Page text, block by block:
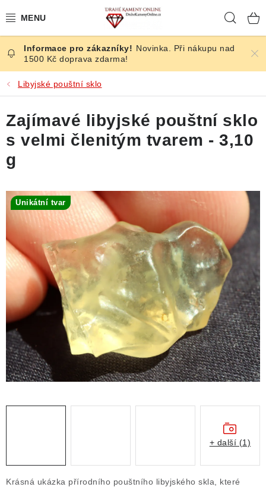
na
ČESKÉ KAMENY
ŠPERKY
KAMENY ZE SVĚTA
BROUŠENÉ
ÚČINKY
KRYSTALY
ČLÁNKY
NALEZIŠTĚ
NÁŠ PŘÍBĚH
VIDEOGALERIE
Novinka. Při nákupu nad
1500 Kč doprava zdarma!
Libyjské pouštní sklo
Krásná ukázka přírodního pouštního libyjského skla, které
Zajímavé libyjské pouštní sklo
s velmi členitým tvarem - 3,10
g
Unikátní tvar
+ další (1)